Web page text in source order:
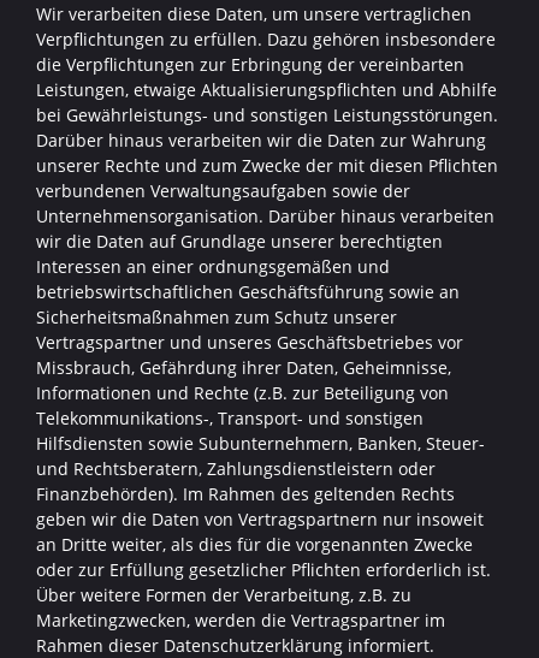
Wir verarbeiten diese Daten, um unsere vertraglichen
Verpflichtungen zu erfüllen. Dazu gehören insbesondere
die Verpflichtungen zur Erbringung der vereinbarten
Leistungen, etwaige Aktualisierungspflichten und Abhilfe
bei Gewährleistungs- und sonstigen Leistungsstörungen.
Darüber hinaus verarbeiten wir die Daten zur Wahrung
unserer Rechte und zum Zwecke der mit diesen Pflichten
verbundenen Verwaltungsaufgaben sowie der
Unternehmensorganisation. Darüber hinaus verarbeiten
wir die Daten auf Grundlage unserer berechtigten
Interessen an einer ordnungsgemäßen und
betriebswirtschaftlichen Geschäftsführung sowie an
Sicherheitsmaßnahmen zum Schutz unserer
Vertragspartner und unseres Geschäftsbetriebes vor
Missbrauch, Gefährdung ihrer Daten, Geheimnisse,
Informationen und Rechte (z.B. zur Beteiligung von
Telekommunikations-, Transport- und sonstigen
Hilfsdiensten sowie Subunternehmern, Banken, Steuer-
und Rechtsberatern, Zahlungsdienstleistern oder
Finanzbehörden). Im Rahmen des geltenden Rechts
geben wir die Daten von Vertragspartnern nur insoweit
an Dritte weiter, als dies für die vorgenannten Zwecke
oder zur Erfüllung gesetzlicher Pflichten erforderlich ist.
Über weitere Formen der Verarbeitung, z.B. zu
Marketingzwecken, werden die Vertragspartner im
Rahmen dieser Datenschutzerklärung informiert.